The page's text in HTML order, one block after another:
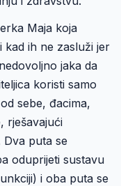
Maja koja
kad ih ne zasluži jer
jaka da
koristi samo
sebe, đacima,
rješavajući
Dva puta se
oduprijeti sustavu
i oba puta se